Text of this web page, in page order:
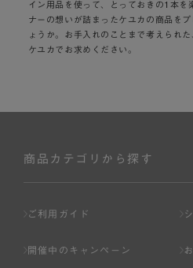
イン用品を使って、とっておきの1本を
ナーの想いが詰まったケユカの商品を
ょうか。お手入れのことまで考えられ
ケユカでお求めください。
商品カテゴリから探す
ご利用ガイド
開催中のキャンペーン